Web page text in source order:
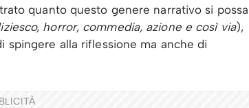
quanto questo genere narrativo si possa
horror, commedia, azione e così via),
alla riflessione ma anche di